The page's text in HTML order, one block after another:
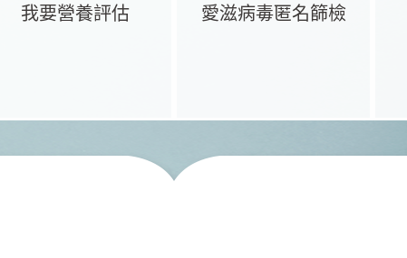
我要營養評估 愛滋病毒匿名篩檢